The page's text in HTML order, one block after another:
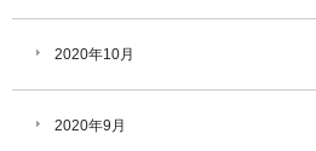
2020年10月
2020年9月